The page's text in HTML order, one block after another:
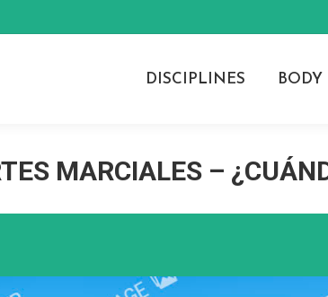
DISCIPLINES BODY
MARCIALES –